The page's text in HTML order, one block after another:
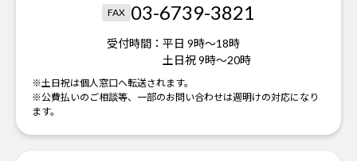
FAX 03-6739-3821
受付時間： 平日 9時～18時
土日祝 9時～20時
※土日祝は個人窓口へ転送されます。
※公費払いのご相談等、一部のお問い合わせは週明けの対応になり
ます。